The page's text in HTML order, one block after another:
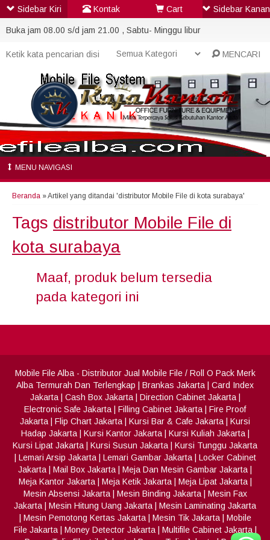
Buka jam 08.00 s/d jam 21.00 , Sabtu- Minggu libur
MENCARI
MENU NAVIGASI
Beranda »Artikel yang ditandai 'distributor Mobile File di kota surabaya'
Tags distributor Mobile File di
kota surabaya
Maaf, produk belum tersedia
pada kategori ini
Mobile File Alba- Distributor Jual Mobile File / Roll O Pack Merk
Alba Termurah Dan Terlengkap
Brankas Jakarta
Card Index
Jakarta| Cash Box Jakarta| Direction Cabinet Jakarta|
Electronic Safe Jakarta
Filling Cabinet Jakarta
Fire Proof
Jakarta
Flip Chart Jakarta Kursi Bar & Cafe Jakarta
Kursi
Hadap Jakarta| Kursi Kantor Jakarta| Kursi Kuliah Jakarta|
Kursi Lipat Jakarta
Kursi Susun Jakarta
Kursi Tunggu Jakarta
Lemari Arsip Jakarta| Lemari Gambar Jakarta| Locker Cabinet
Jakarta
Mail Box Jakarta Meja Dan Mesin Gambar Jakarta
Meja Kantor Jakarta| Meja Ketik Jakarta| Meja Lipat Jakarta|
Mesin Absensi Jakarta| Mesin Binding Jakarta| Mesin Fax
Jakarta
Mesin Hitung Uang Jakarta
Mesin Laminating Jakarta
Mesin Pemotong Kertas Jakarta| Mesin Tik Jakarta| Mobile
File Jakarta| Money Detector Jakarta| Multifile Cabinet Jakarta|
Sidebar Kiri Kontak Cart Sidebar Kanan